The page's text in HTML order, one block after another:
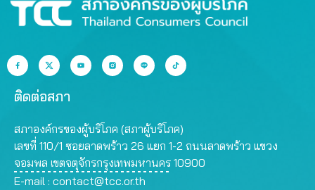
ติดต่อสภา
สภาองค์กรของผู้บริโภค (สภาผู้บริโภค)
เลขที่ 110/1 ซอยลาดพร้าว 26 แยก 1-2 ถนนลาดพร้าว แขวง
จอมพล เขตจตุจักรกรุงเทพมหานคร 10900
E-mail : contact@tcc.or.th